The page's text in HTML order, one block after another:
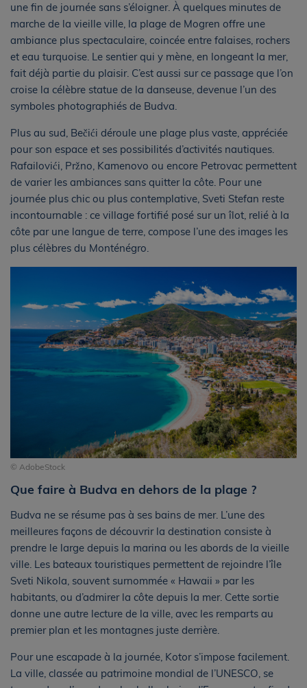
une fin de journée sans s’éloigner. À quelques minutes de
marche de la vieille ville, la plage de Mogren offre une
ambiance plus spectaculaire, coincée entre falaises, rochers
et eau turquoise. Le sentier qui y mène, en longeant la mer,
fait déjà partie du plaisir. C’est aussi sur ce passage que l’on
croise la célèbre statue de la danseuse, devenue l’un des
symboles photographiés de Budva.
Plus au sud, Bečići déroule une plage plus vaste, appréciée
pour son espace et ses possibilités d’activités nautiques.
Rafailovići, Pržno, Kamenovo ou encore Petrovac permettent
de varier les ambiances sans quitter la côte. Pour une
journée plus chic ou plus contemplative, Sveti Stefan reste
incontournable : ce village fortifié posé sur un îlot, relié à la
côte par une langue de terre, compose l’une des images les
plus célèbres du Monténégro.
© AdobeStock
Que faire à Budva en dehors de la plage ?
Budva ne se résume pas à ses bains de mer. L’une des
meilleures façons de découvrir la destination consiste à
prendre le large depuis la marina ou les abords de la vieille
ville. Les bateaux touristiques permettent de rejoindre l’île
Sveti Nikola, souvent surnommée « Hawaii » par les
habitants, ou d’admirer la côte depuis la mer. Cette sortie
donne une autre lecture de la ville, avec les remparts au
premier plan et les montagnes juste derrière.
Pour une escapade à la journée, Kotor s’impose facilement.
La ville, classée au patrimoine mondial de l’UNESCO, se